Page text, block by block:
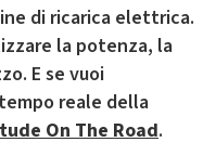
di ricarica elettrica.
la potenza, la
E se vuoi
reale della
On The Road.